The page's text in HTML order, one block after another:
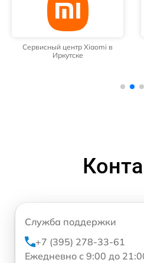
Сервисный центр Honor в
Иркутске
Служба поддержки
+7 (395) 278-33-61
Ежедневно с 9:00 до